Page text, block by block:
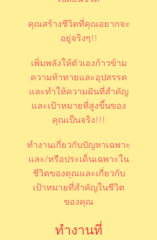
คุณสร้างชีวิตที่คุณอยากจะ
อยู่จริงๆ!!
เพิ่มพลังให้ตัวเองก้าวข้าม
ความท้าทายและอุปสรรค
และทำให้ความฝันที่สำคัญ
และเป้าหมายที่สูงขึ้นของ
คุณเป็นจริง!!!
ทำงานเกี่ยวกับปัญหาเฉพาะ
และ/หรือประเด็นเฉพาะใน
ชีวิตของคุณและเกี่ยวกับ
เป้าหมายที่สำคัญในชีวิต
ของคุณ
ทำงานที่